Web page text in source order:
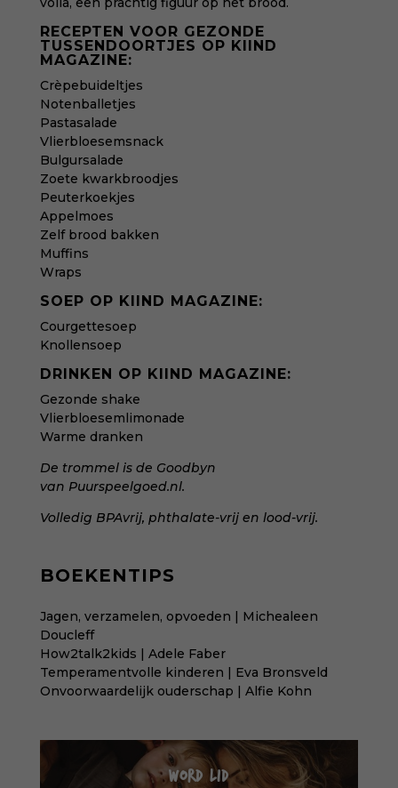
RECEPTEN VOOR GEZONDE
TUSSENDOORTJES OP KIIND
MAGAZINE:
Crèpebuideltjes
Notenballetjes
Pastasalade
Vlierbloesemsnack
Bulgursalade
Zoete kwarkbroodjes
Peuterkoekjes
Appelmoes
Zelf brood bakken
Muffins
Wraps
SOEP OP KIIND MAGAZINE:
Courgettesoep
Knollensoep
DRINKEN OP KIIND MAGAZINE:
Gezonde shake
Vlierbloesemlimonade
Warme dranken
De trommel is de Goodbyn
van Puurspeelgoed.nl.
Volledig BPAvrij, phthalate-vrij en lood-vrij.
BOEKENTIPS
Jagen, verzamelen, opvoeden | Michealeen
Doucleff
How2talk2kids | Adele Faber
Temperamentvolle kinderen | Eva Bronsveld
Onvoorwaardelijk ouderschap | Alfie Kohn
WORD LID